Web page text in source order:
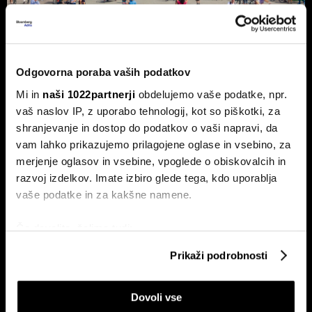
Odgovorna poraba vaših podatkov
Mi in naši 1022partnerji obdelujemo vaše podatke, npr.
vaš naslov IP, z uporabo tehnologij, kot so piškotki, za
shranjevanje in dostop do podatkov o vaši napravi, da
vam lahko prikazujemo prilagojene oglase in vsebino, za
merjenje oglasov in vsebine, vpoglede o obiskovalcih in
razvoj izdelkov. Imate izbiro glede tega, kdo uporablja
vaše podatke in za kakšne namene.
Če dovolite, želimo tudi:
Zbirati informacije o vaši geografski lokaciji, ki so
Identificirati napravo z aktivnim preverjanjem
lastnosti (odčitavanje prstnih odtisov)
Prikaži podrobnosti
Dovoli vse
Nemčija voli: Zgodovinsko zmago
AfD in potop Merza lahko prepreči le
'slovenski scenarij'
Septembra v Saški-Anhalt, Berlinu in Mecklenburg-
Predpomorjanski deželne volitve, ki bodo podale oceno
Merzeve vlade.
avtoprevoznik Peter Pišek: Če
'Prej smo molili za dež, zdaj za
geopolitiko'